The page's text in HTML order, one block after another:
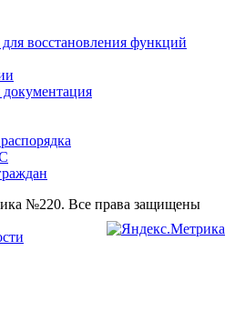
восстановления функций
№220. Все права защищены